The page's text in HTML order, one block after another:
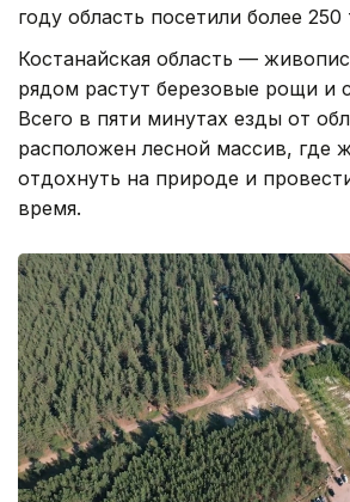
году область посетили более
Костанайская область —
рядом растут березовые рощи и
Всего в пяти минутах езды от
расположен лесной массив, где
отдохнуть на природе и
время.